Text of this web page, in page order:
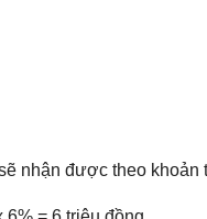
nhận được theo khoản